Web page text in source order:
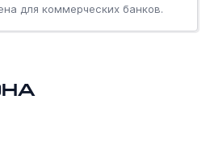
для коммерческих банков.